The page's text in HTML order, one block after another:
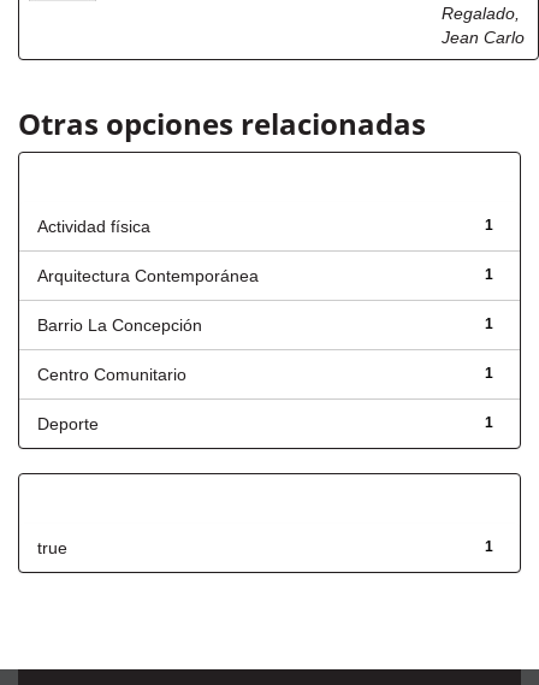
Regalado,
Jean Carlo
Otras opciones relacionadas
1
Actividad física
1
Arquitectura Contemporánea
1
Barrio La Concepción
1
Centro Comunitario
1
Deporte
1
true